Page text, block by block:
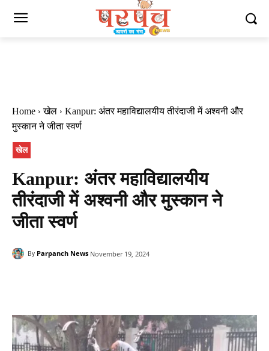
Home खेल
Kanpur: अंतर महाविद्यालयीय तीरंदाजी में अश्वनी और
मुस्कान ने जीता स्वर्ण
खेल
Kanpur: अंतर महाविद्यालयीय
तीरंदाजी में अश्वनी और मुस्कान ने
जीता स्वर्ण
By Parpanch News November 19, 2024